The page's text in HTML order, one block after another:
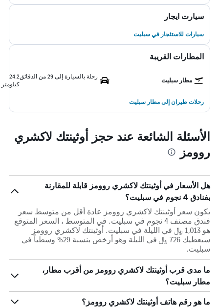
سيارت ايجار
سيارات للاستئجار في سبليت
المطارات القريبة
مطار سبليت
رحلة بالسيارة إلى 29 من الدقائق
24.2
كيلومتر
رحلات طيران إلى مطار سبليت
الأسئلة الشائعة عند حجز أوثينتك لاكشري
روومز
هل الأسعار في أوثينتك لاكشري روومز قابلة للمقارنة
بفنادق 4 نجوم في سبليت؟
يكون سعر أوثينتك لاكشري روومز عادة أقل من متوسط ​​سعر
فندق مصنف 4 نجوم في سبليت. في المتوسط ، السعر المتوقع
هو 1,013 ﷼ في الليلة في سبليت. أوثينتك لاكشري روومز
سيعطيك 726 ﷼ في الليلة وهو أرخص بنسبة 29% وسطياً في
سبليت.
ما مدى قرب أوثينتك لاكشري روومز من أقرب مطار،
مطار سبليت؟
ما هو رقم هاتف أوثينتك لاكشري روومز؟